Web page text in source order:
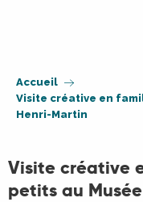
Accueil
Visite créative en
Henri-Martin
Visite créative
petits au